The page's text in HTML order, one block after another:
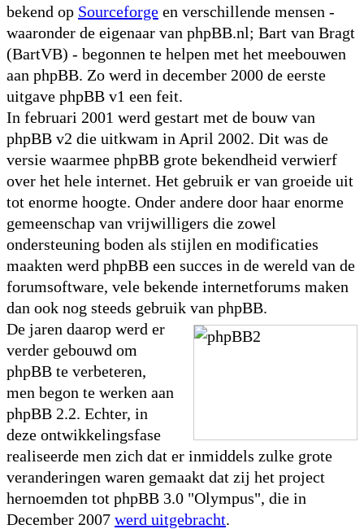
bekend op Sourceforge en verschillende mensen -
waaronder de eigenaar van phpBB.nl; Bart van Bragt
(BartVB) - begonnen te helpen met het meebouwen
aan phpBB. Zo werd in december 2000 de eerste
uitgave phpBB v1 een feit.
In februari 2001 werd gestart met de bouw van
phpBB v2 die uitkwam in April 2002. Dit was de
versie waarmee phpBB grote bekendheid verwierf
over het hele internet. Het gebruik er van groeide uit
tot enorme hoogte. Onder andere door haar enorme
gemeenschap van vrijwilligers die zowel
ondersteuning boden als stijlen en modificaties
maakten werd phpBB een succes in de wereld van de
forumsoftware, vele bekende internetforums maken
dan ook nog steeds gebruik van phpBB.
De jaren daarop werd er
verder gebouwd om
phpBB te verbeteren,
men begon te werken aan
phpBB 2.2. Echter, in
deze ontwikkelingsfase
realiseerde men zich dat er inmiddels zulke grote
veranderingen waren gemaakt dat zij het project
hernoemden tot phpBB 3.0 "Olympus", die in
December 2007 werd uitgebracht.